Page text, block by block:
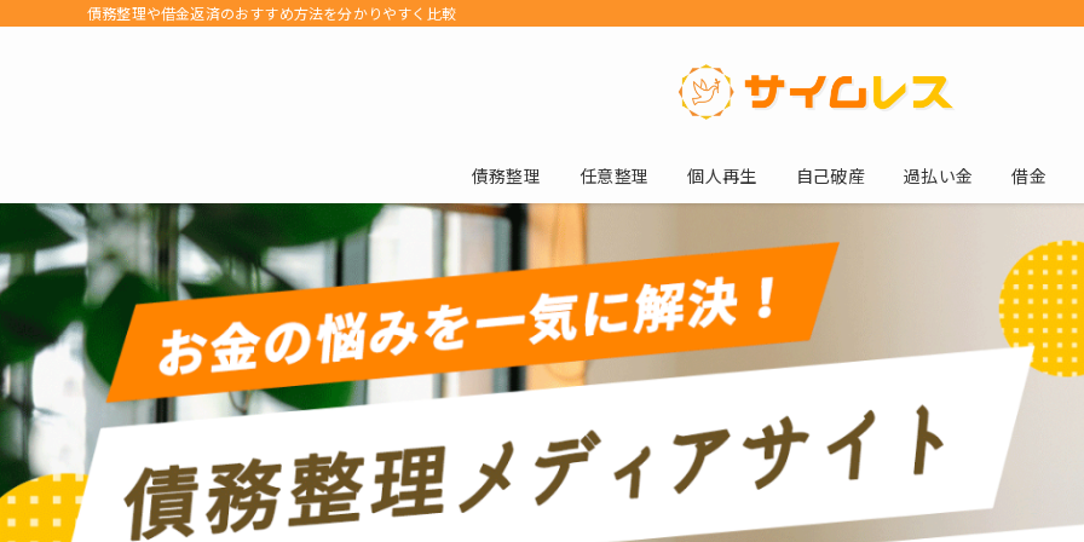
債務整理や借金返済のおすすめ方法を分かりやすく比較
債務整理 任意整理 個人再生 自己破産 過払い金 借金